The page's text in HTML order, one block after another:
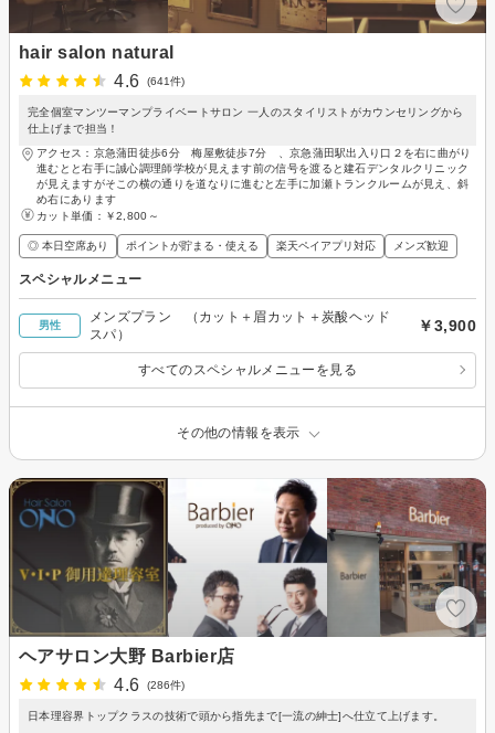
hair salon natural
4.6
(641件)
完全個室マンツーマンプライベートサロン 一人のスタイリストがカウンセリングから
仕上げまで担当！
アクセス：京急蒲田徒歩6分 梅屋敷徒歩7分 、京急蒲田駅出入り口２を右に曲がり
進むとと右手に誠心調理師学校が見えます前の信号を渡ると建石デンタルクリニック
が見えますがそこの横の通りを道なりに進むと左手に加瀬トランクルームが見え、斜
め右にあります
カット単価： ￥2,800～
◎ 本日空席あり ポイントが貯まる・使える 楽天ペイアプリ対応 メンズ歓迎
スペシャルメニュー
男性
メンズプラン （カット＋眉カット＋炭酸ヘッド
スパ）
￥3,900
すべてのスペシャルメニューを見る
その他の情報を表示
ヘアサロン大野 Barbier店
4.6
(286件)
日本理容界トップクラスの技術で頭から指先まで[一流の紳士]へ仕立て上げます。